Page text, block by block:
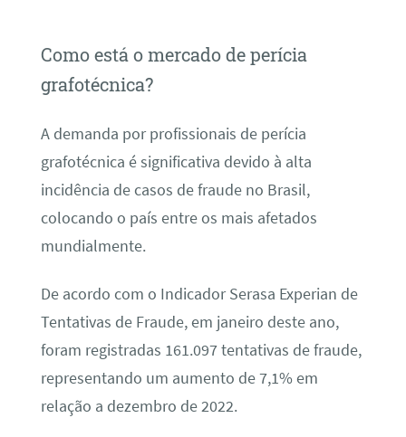
Como está o mercado de perícia
grafotécnica?
A demanda por profissionais de perícia
grafotécnica é significativa devido à alta
incidência de casos de fraude no Brasil,
colocando o país entre os mais afetados
mundialmente.
De acordo com o Indicador Serasa Experian de
Tentativas de Fraude, em janeiro deste ano,
foram registradas 161.097 tentativas de fraude,
representando um aumento de 7,1% em
relação a dezembro de 2022.